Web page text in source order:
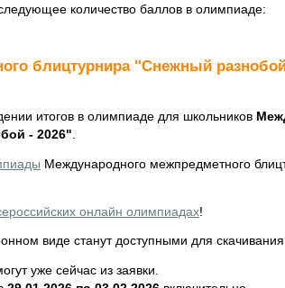
количество баллов в олимпиаде:
блицтурнира "Снежный
итогов в олимпиаде для школьников
- 2026"
Международного межпредметного
онлайн олимпиадах!
виде станут доступными для скачивания
уже сейчас из заявки.